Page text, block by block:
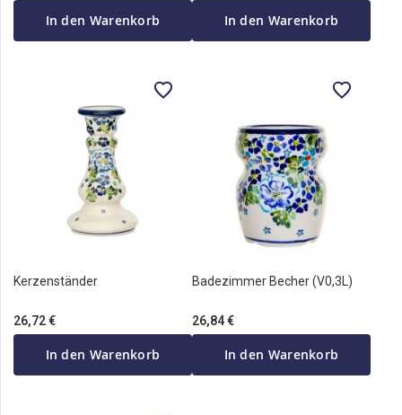
In den Warenkorb In den Warenkorb
Kerzenständer
26,72 €
In den Warenkorb
Badezimmer Becher (V0,3L)
26,84 €
In den Warenkorb